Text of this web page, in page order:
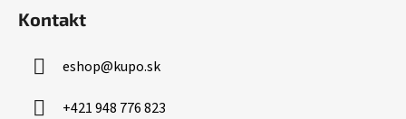
Kontakt
eshop@kupo.sk
+421 948 776 823